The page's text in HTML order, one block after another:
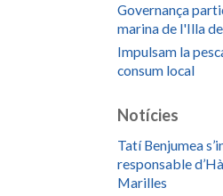
Governança
marina de l'Illa
Impulsam la
consum local
Notícies
Tatí Benjumea
responsable
Marilles